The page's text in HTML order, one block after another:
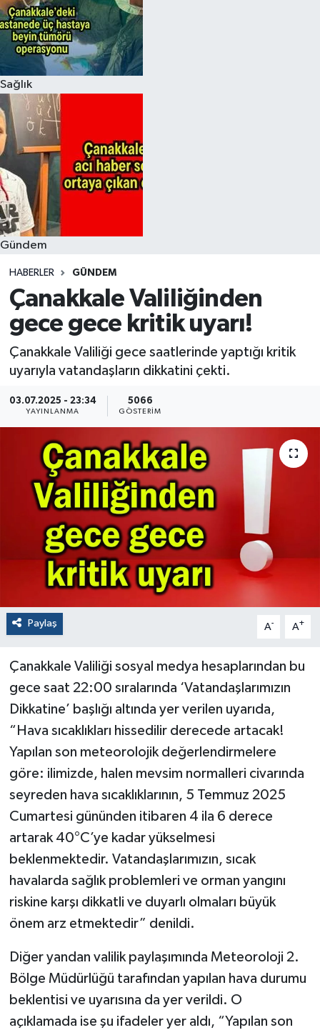
Sağlık
Gündem
HABERLER GÜNDEM
Çanakkale Valiliğinden
gece gece kritik uyarı!
Çanakkale Valiliği gece saatlerinde yaptığı kritik
uyarıyla vatandaşların dikkatini çekti.
03.07.2025 - 23:34
YAYINLANMA
5066
GÖSTERIM
Paylaş A- A+
Çanakkale Valiliği sosyal medya hesaplarından bu
gece saat 22:00 sıralarında ‘Vatandaşlarımızın
Dikkatine’ başlığı altında yer verilen uyarıda,
“Hava sıcaklıkları hissedilir derecede artacak!
Yapılan son meteorolojik değerlendirmelere
göre: ilimizde, halen mevsim normalleri civarında
seyreden hava sıcaklıklarının, 5 Temmuz 2025
Cumartesi gününden itibaren 4 ila 6 derece
artarak 40°C’ye kadar yükselmesi
beklenmektedir. Vatandaşlarımızın, sıcak
havalarda sağlık problemleri ve orman yangını
riskine karşı dikkatli ve duyarlı olmaları büyük
önem arz etmektedir” denildi.
Diğer yandan valilik paylaşımında Meteoroloji 2.
Bölge Müdürlüğü tarafından yapılan hava durumu
beklentisi ve uyarısına da yer verildi. O
açıklamada ise şu ifadeler yer aldı, “Yapılan son